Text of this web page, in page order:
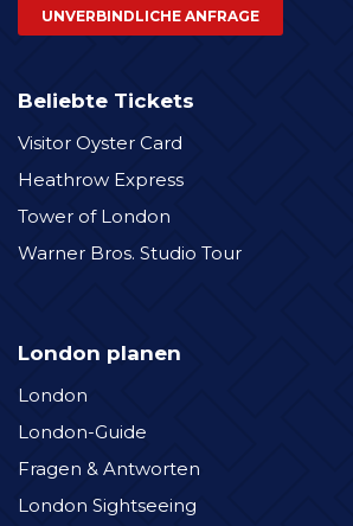
UNVERBINDLICHE ANFRAGE
Beliebte Tickets
Visitor Oyster Card
Heathrow Express
Tower of London
Warner Bros. Studio Tour
London planen
London
London-Guide
Fragen & Antworten
London Sightseeing